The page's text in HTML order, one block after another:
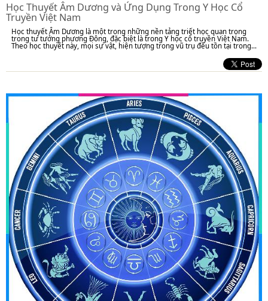
Học Thuyết Âm Dương và Ứng Dụng Trong Y Học Cổ
Truyền Việt Nam
Học thuyết Âm Dương là một trong những nền tảng triết học quan trọng
trong tư tưởng phương Đông, đặc biệt là trong Y học cổ truyền Việt Nam.
Theo học thuyết này, mọi sự vật, hiện tượng trong vũ trụ đều tồn tại trong...